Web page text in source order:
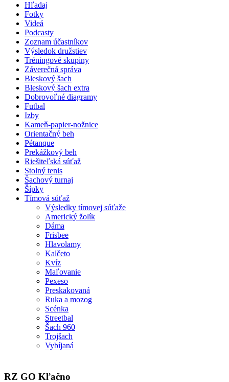
Hľadaj
Fotky
Videá
Podcasty
Zoznam účastníkov
Výsledok družstiev
Tréningové skupiny
Záverečná správa
Bleskový šach
Bleskový šach extra
Dobrovoľné diagramy
Futbal
Izby
Kameň-papier-nožnice
Orientačný beh
Pétanque
Prekážkový beh
Riešiteľská súťaž
Stolný tenis
Šachový turnaj
Šípky
Tímová súťaž
Výsledky tímovej súťaže
Americký žolík
Dáma
Frisbee
Hlavolamy
Kalčeto
Kvíz
Maľovanie
Pexeso
Preskakovaná
Ruka a mozog
Scénka
Streetbal
Šach 960
Trojšach
Vybíjaná
RZ GO Kľačno